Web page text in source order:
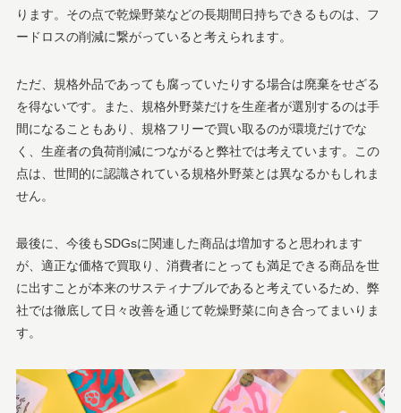
ります。その点で乾燥野菜などの長期間日持ちできるものは、フ
ードロスの削減に繋がっていると考えられます。
ただ、規格外品であっても腐っていたりする場合は廃棄をせざる
を得ないです。また、規格外野菜だけを生産者が選別するのは手
間になることもあり、規格フリーで買い取るのが環境だけでな
く、生産者の負荷削減につながると弊社では考えています。この
点は、世間的に認識されている規格外野菜とは異なるかもしれま
せん。
最後に、今後もSDGsに関連した商品は増加すると思われます
が、適正な価格で買取り、消費者にとっても満足できる商品を世
に出すことが本来のサスティナブルであると考えているため、弊
社では徹底して日々改善を通じて乾燥野菜に向き合ってまいりま
す。